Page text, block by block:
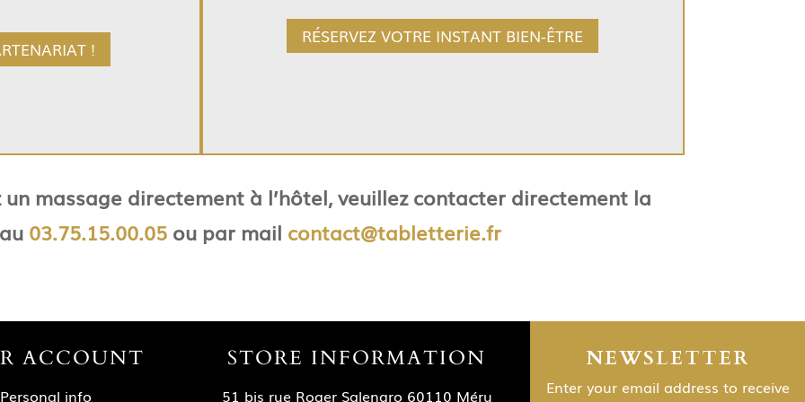
% de réduction sur les
en voiture et parking sur
!
RÉSERVEZ VOTRE INSTANT BIEN-ÊTRE
un massage directement à l’hôtel, veuillez contacter directement la
03.75.15.00.05ou par mail contact@tabletterie.fr
ACCOUNT
Personal info
STORE INFORMATION
51 bis rue Roger Salengro 60110 Méru
NEWSLETTER
Enter your email address to receive